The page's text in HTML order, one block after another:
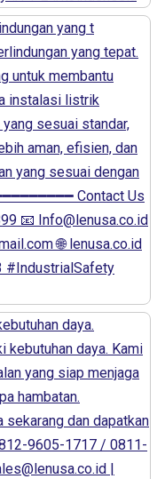
yang t
daya.